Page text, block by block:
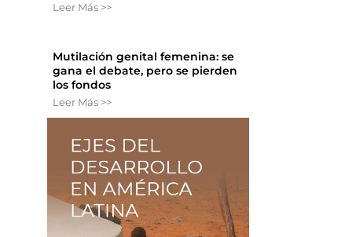
Leer Más >>
Mutilación genital femenina: se
gana el debate, pero se pierden
los fondos
Leer Más >>